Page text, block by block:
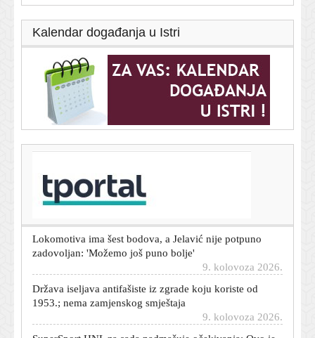
Kalendar događanja u Istri
T-portal.hr
Ruska prijetnja Europi nalazi se u susjedstvu? U gradu
na granici će izbiti kriza
zadovoljan: 'Možemo još puno bolje'
Država iseljava antifašiste iz zgrade koju koriste od
1953.; nema zamjenskog smještaja
SuperSport HNL za sada nadmašuje očekivanja: Ovo je